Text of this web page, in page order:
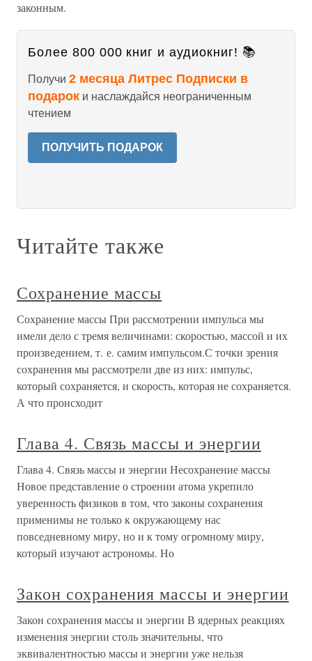
законным.
Более 800 000 книг и аудиокниг! 📚
Получи 2 месяца Литрес Подписки в
подарок и наслаждайся неограниченным
чтением
ПОЛУЧИТЬ ПОДАРОК
Читайте также
Сохранение массы
Сохранение массы При рассмотрении импульса мы
имели дело с тремя величинами: скоростью, массой и их
произведением, т. е. самим импульсом.С точки зрения
сохранения мы рассмотрели две из них: импульс,
который сохраняется, и скорость, которая не сохраняется.
А что происходит
Глава 4. Связь массы и энергии
Глава 4. Связь массы и энергии Несохранение массы
Новое представление о строении атома укрепило
уверенность физиков в том, что законы сохранения
применимы не только к окружающему нас
повседневному миру, но и к тому огромному миру,
который изучают астрономы. Но
Закон сохранения массы и энергии
Закон сохранения массы и энергии В ядерных реакциях
изменения энергии столь значительны, что
эквивалентностью массы и энергии уже нельзя